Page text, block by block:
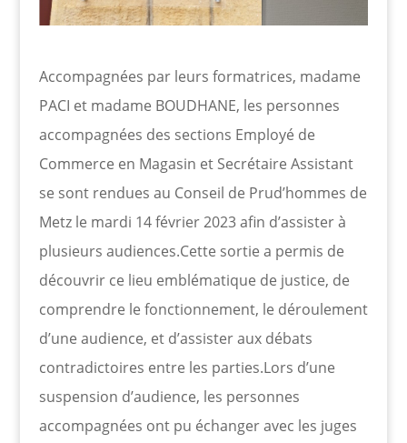
Accompagnées par leurs formatrices, madame
PACI et madame BOUDHANE, les personnes
accompagnées des sections Employé de
Commerce en Magasin et Secrétaire Assistant
se sont rendues au Conseil de Prud’hommes de
Metz le mardi 14 février 2023 afin d’assister à
plusieurs audiences.Cette sortie a permis de
découvrir ce lieu emblématique de justice, de
comprendre le fonctionnement, le déroulement
d’une audience, et d’assister aux débats
contradictoires entre les parties.Lors d’une
suspension d’audience, les personnes
accompagnées ont pu échanger avec les juges